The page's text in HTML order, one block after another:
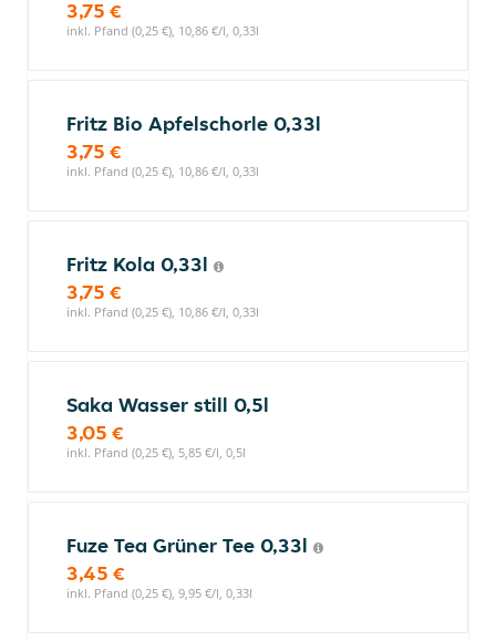
3,75 €
inkl. Pfand (0,25 €), 10,86 €/l, 0,33l
Fritz Bio Apfelschorle 0,33l
3,75 €
inkl. Pfand (0,25 €), 10,86 €/l, 0,33l
Fritz Kola 0,33l
3,75 €
inkl. Pfand (0,25 €), 10,86 €/l, 0,33l
Saka Wasser still 0,5l
3,05 €
inkl. Pfand (0,25 €), 5,85 €/l, 0,5l
Fuze Tea Grüner Tee 0,33l
3,45 €
inkl. Pfand (0,25 €), 9,95 €/l, 0,33l